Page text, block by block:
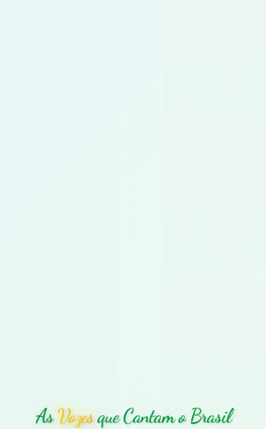
AsVozesque Cantam o Brasil